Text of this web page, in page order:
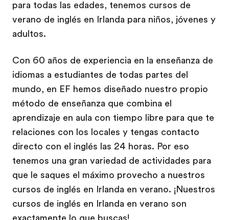
para todas las edades, tenemos cursos de
verano de inglés en Irlanda para niños, jóvenes y
adultos.
Con 60 años de experiencia en la enseñanza de
idiomas a estudiantes de todas partes del
mundo, en EF hemos diseñado nuestro propio
método de enseñanza que combina el
aprendizaje en aula con tiempo libre para que te
relaciones con los locales y tengas contacto
directo con el inglés las 24 horas. Por eso
tenemos una gran variedad de actividades para
que le saques el máximo provecho a nuestros
cursos de inglés en Irlanda en verano. ¡Nuestros
cursos de inglés en Irlanda en verano son
exactamente lo que buscas!